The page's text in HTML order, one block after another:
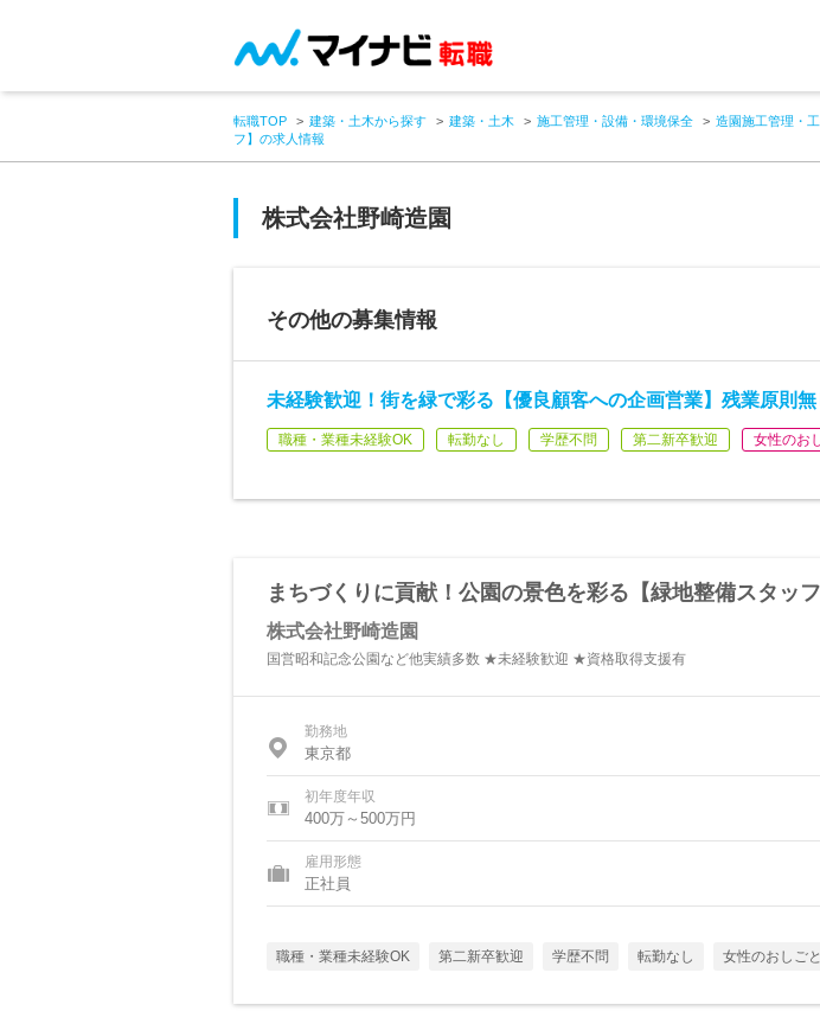
転職TOP 建築・土木から探す 建築・土木 施工管理・設備・環境保全 造園施工管理・
フ】の求人情報
株式会社野崎造園
その他の募集情報
未経験歓迎！街を緑で彩る【優良顧客への企画営業】残業原則無
職種・業種未経験OK 転勤なし 学歴不問 第二新卒歓迎 女性のお
まちづくりに貢献！公園の景色を彩る【緑地整備スタッフ
株式会社野崎造園
国営昭和記念公園など他実績多数 ★未経験歓迎 ★資格取得支援有
勤務地
東京都
初年度年収
400万～500万円
雇用形態
正社員
職種・業種未経験OK 第二新卒歓迎 学歴不問 転勤なし 女性のおしご